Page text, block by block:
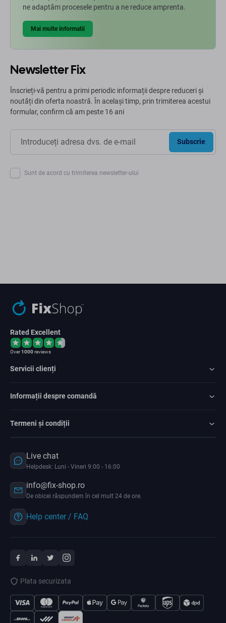
ne adaptăm procesele pentru a ne reduce amprenta.
Mai multe informatii
Newsletter Fix
Înscrieți-vă pentru a primi periodic informații despre reduceri și
noutăți din oferta noastră. În același timp, prin trimiterea acestui
formular, confirm că am peste 16 ani
Subscrie
Sunt de acord cu trimiterea newsletter-ului
Rated Excellent
Over1000reviews
Servicii clienți
Informații despre comandă
Termeni și condiții
Live chat
Helpdesk: Luni - Vineri 9:00 - 16:00
info@fix-shop.ro
De obicei răspundem în cel mult 24 de ore.
Help center / FAQ
Plata securizata